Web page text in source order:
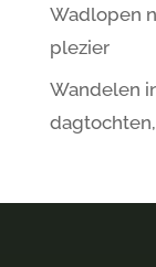
Wadlopen
plezier
Wandelen
dagtochten,